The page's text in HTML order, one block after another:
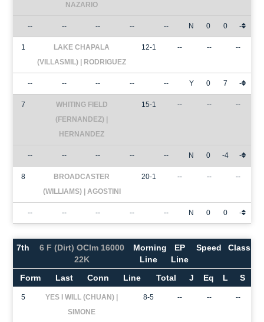
NAZARIO
-- -- -- -- -- N 0 0 -
1
LAKE CHAPALA
(VILLASMIL) | RODRIGUEZ
12-1 -- -- --
-- -- -- -- -- Y 0 7 -
7
WHITING FIELD
(FERNANDEZ) |
HERNANDEZ
15-1 -- -- --
-- -- -- -- -- N 0 -4 -
8
BROADCASTER
(WILLIAMS) | AGOSTINI
20-1 -- -- --
-- -- -- -- -- N 0 0 -
7th
6 F (Dirt) OClm 16000
22K
Morning
Line
EP
Line
Speed Class
Form Last Conn Line Total J Eq L S
5
YES I WILL (CHUAN) |
SIMONE
8-5 -- -- --